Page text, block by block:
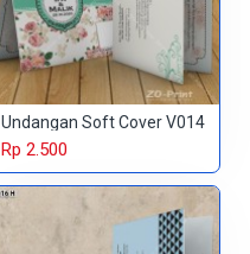
Undangan Soft Cover V014
Rp 2.500